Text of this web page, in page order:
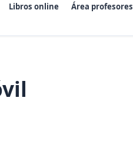
Libros online Área profesores